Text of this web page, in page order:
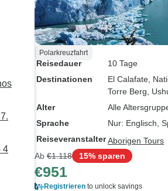
4
Polarkreuzfahrt
Reisedauer
10 Tage
Destinationen
El Calafate ,
Torre Berg ,
Alter
Alle
Sprache
Nur: Englisch,
ReiseveranstalterAborigen Tours
Ab €1.118 15% sparen
€951
Registrieren to unlock savings